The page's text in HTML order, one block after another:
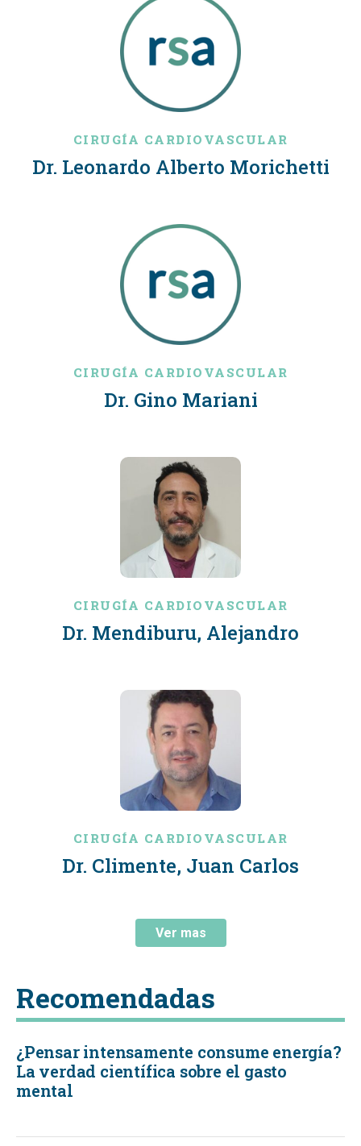
CIRUGÍA CARDIOVASCULAR
Dr. Leonardo Alberto Morichetti
CIRUGÍA CARDIOVASCULAR
Dr. Gino Mariani
CIRUGÍA CARDIOVASCULAR
Dr. Mendiburu, Alejandro
CIRUGÍA CARDIOVASCULAR
Dr. Climente, Juan Carlos
Ver mas
Recomendadas
¿Pensar intensamente consume energía?
La verdad científica sobre el gasto
mental